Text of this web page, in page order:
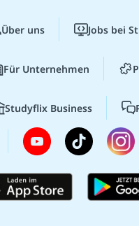
Über uns Jobs bei
Für Unternehmen
Studyflix Business